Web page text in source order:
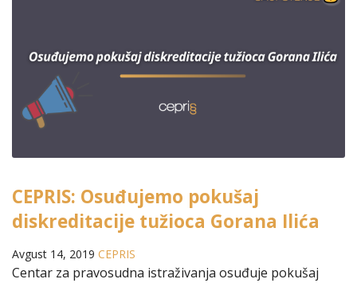
CEPRIS: Osuđujemo pokušaj
diskreditacije tužioca Gorana Ilića
Avgust 14, 2019 CEPRIS
Centar za pravosudna istraživanja osuđuje pokušaj